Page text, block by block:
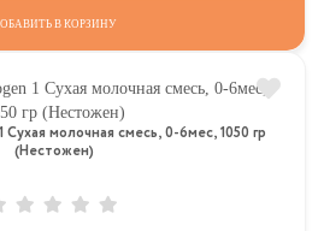
В КОРЗИНУ
молочная смесь, 0-6мес, 1050 гр
(Нестожен)